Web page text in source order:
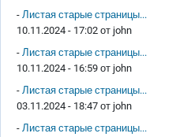
- Листая старые страницы...
10.11.2024 - 17:02 от john
- Листая старые страницы...
10.11.2024 - 16:59 от john
- Листая старые страницы...
03.11.2024 - 18:47 от john
- Листая старые страницы...